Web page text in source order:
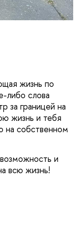
жизнь по
либо слова
за границей на
жизнь и тебя
на собственном
и
всю жизнь!